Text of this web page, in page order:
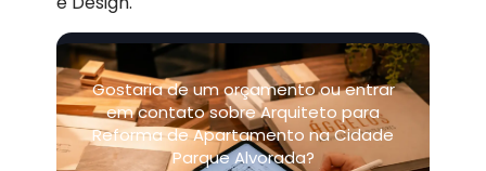
Gostaria de um orçamento ou entrar
em contato sobre Arquiteto para
Reforma de Apartamento na Cidade
Parque Alvorada?